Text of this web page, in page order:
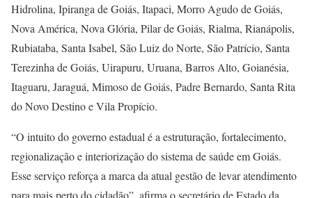
Hidrolina, Ipiranga de Goiás, Itapaci, Morro Agudo de Goiás,
Nova América, Nova Glória, Pilar de Goiás, Rialma, Rianápolis,
Rubiataba, Santa Isabel, São Luiz do Norte, São Patrício, Santa
Terezinha de Goiás, Uirapuru, Uruana, Barros Alto, Goianésia,
Itaguaru, Jaraguá, Mimoso de Goiás, Padre Bernardo, Santa Rita
do Novo Destino e Vila Propício.
“O intuito do governo estadual é a estruturação, fortalecimento,
regionalização e interiorização do sistema de saúde em Goiás.
Esse serviço reforça a marca da atual gestão de levar atendimento
para mais perto do cidadão”, afirma o secretário de Estado da